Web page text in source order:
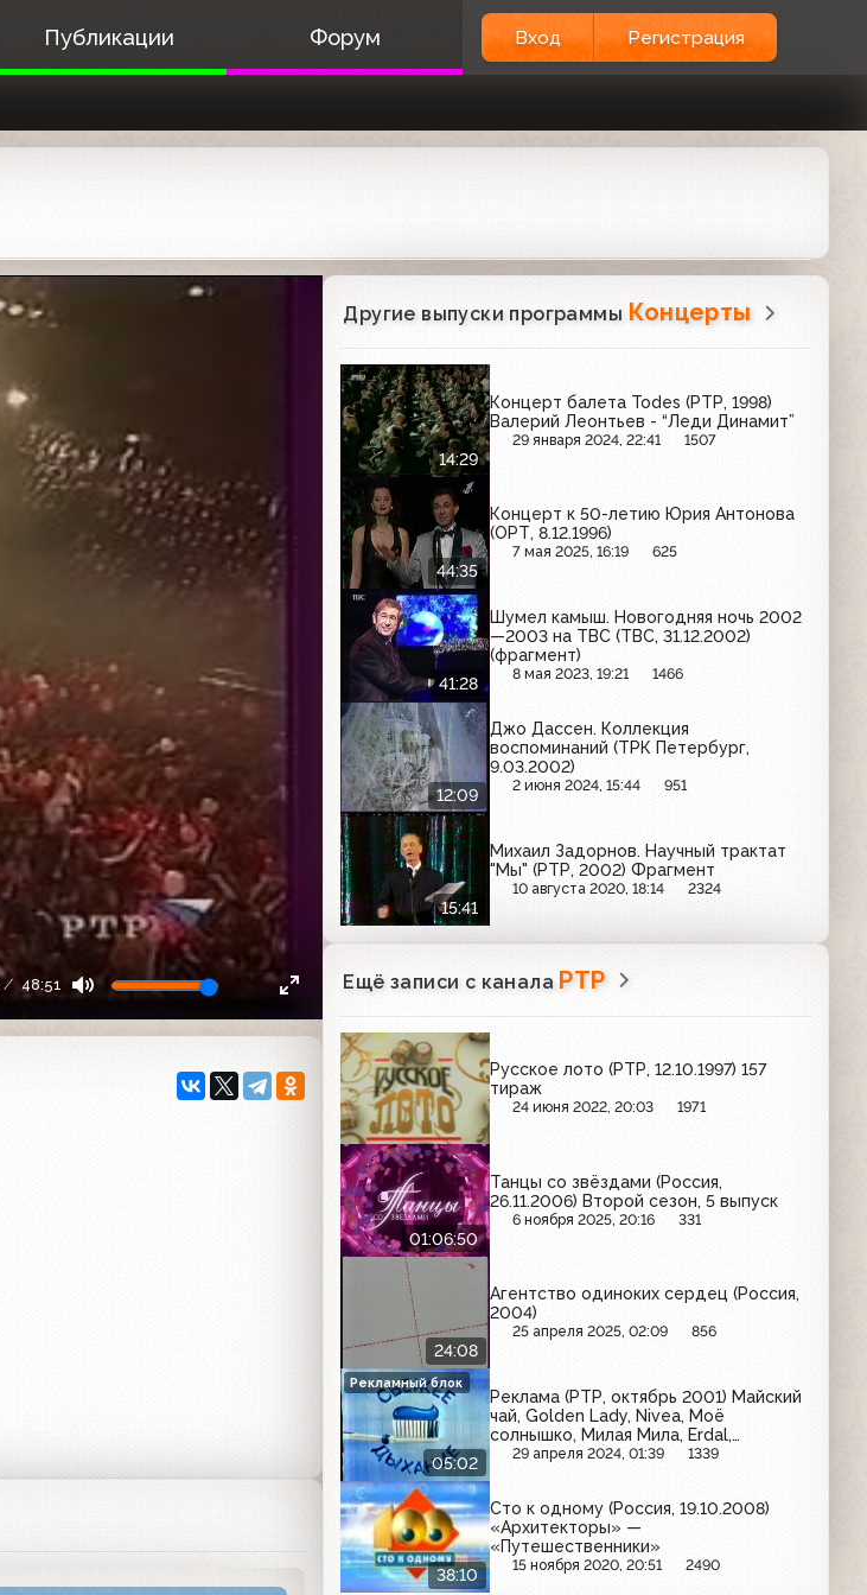
Публикации Форум Вход Регистрация
48:51
Другие выпуски программы Концерты
14:29
Концерт балета Todes (РТР, 1998)
Валерий Леонтьев - “Леди Динамит”
29 января 2024, 22:41 1507
44:35
Концерт к 50-летию Юрия Антонова
(ОРТ, 8.12.1996)
7 мая 2025, 16:19 625
41:28
Шумел камыш. Новогодняя ночь 2002
—2003 на ТВС (ТВС, 31.12.2002)
(фрагмент)
8 мая 2023, 19:21 1466
12:09
Джо Дассен. Коллекция
воспоминаний (ТРК Петербург,
9.03.2002)
2 июня 2024, 15:44 951
15:41
Михаил Задорнов. Научный трактат
"Мы" (РТР, 2002) Фрагмент
10 августа 2020, 18:14 2324
Ещё записи с канала РТР
Русское лото (РТР, 12.10.1997) 157
тираж
24 июня 2022, 20:03 1971
01:06:50
Танцы со звёздами (Россия,
26.11.2006) Второй сезон, 5 выпуск
6 ноября 2025, 20:16 331
24:08
Агентство одиноких сердец (Россия,
2004)
25 апреля 2025, 02:09 856
05:02
Реклама (РТР, октябрь 2001) Майский
чай, Golden Lady, Nivea, Моё
солнышко, Милая Мила, Erdal,
Держава, Aquafresh, Дарья, Diadem,
Sprite
29 апреля 2024, 01:39 1339
Рекламный блок
38:10
Сто к одному (Россия, 19.10.2008)
«Архитекторы» —
«Путешественники»
15 ноября 2020, 20:51 2490